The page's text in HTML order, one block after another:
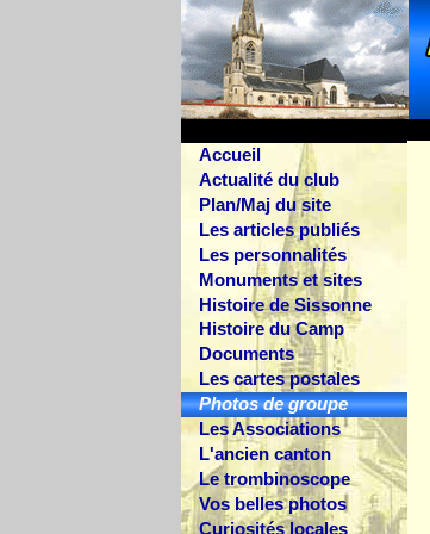
Accueil
Actualité du club
Plan/Maj du site
Les articles publiés
Les personnalités
Monuments et sites
Histoire de Sissonne
Histoire du Camp
Documents
Les cartes postales
Photos de groupe
Les Associations
L'ancien canton
Le trombinoscope
Vos belles photos
Curiosités locales